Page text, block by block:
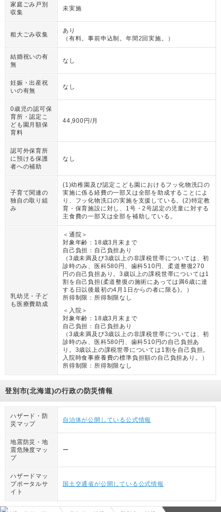
家庭ごみ戸別
収集
未実施
粗大ごみ収集
あり
（ 有料。事前申込制。年間2回実施。 ）
結婚祝いの有
無
なし
妊娠・出産祝
いの有無
なし
0歳児の認可保
育所・認定こ
ども園月額保
育料
44,900円/月
認可外保育所
に預ける保護
者への補助
なし
子育て関連の
独自の取り組
み
(1)幼稚園及び認定こども園におけるフッ化物洗口の
実施に係る経費の一部又は全部を助成することによ
り、フッ化物洗口の実施を支援している。(2)特定教
育・保育施設に対し、1号・2号認定の児童に対する
主食費の一部又は全部を補助している。
乳幼児・子ど
も医療費助成
＜通院＞
対象年齢： 18歳3月末まで
自己負担： 自己負担あり
（ 3歳未満及び3歳以上の非課税世帯については、初
診時のみ、医科580円、歯科510円、柔道整復270
円の自己負担あり。3歳以上の課税世帯については1
割を自己負担(柔道整復の施術にあっては満6歳に達
する日以後最初の4月1日からの者に限る)。
）
所得制限： 所得制限なし
＜入院＞
対象年齢： 18歳3月末まで
自己負担： 自己負担あり
（ 3歳未満及び3歳以上の非課税世帯については、初
診時のみ、医科580円、歯科510円の自己負担あ
り。3歳以上の課税世帯については1割を自己負担。
入院時食事療養費の標準負担額の自己負担あり。
）
所得制限： 所得制限なし
登別市(北海道)の行政の防災情報
ハザード・防
災マップ
自治体が公開している公式情報
地震防災・地
震危険度マッ
プ
ー
ハザードマッ
プポータルサ
イト
国土交通省が公開している公式情報